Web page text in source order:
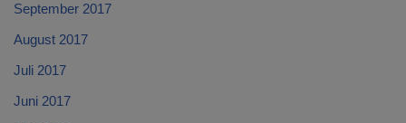
September 2017
August 2017
Juli 2017
Juni 2017